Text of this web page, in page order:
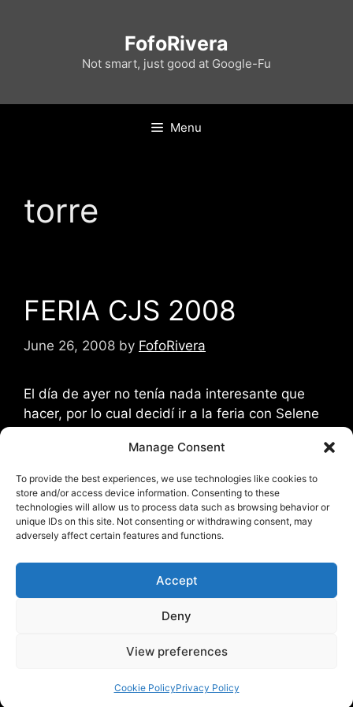
Manage Consent
To provide the best experiences, we use technologies like cookies to
store and/or access device information. Consenting to these
technologies will allow us to process data such as browsing behavior or
unique IDs on this site. Not consenting or withdrawing consent, may
adversely affect certain features and functions.
Accept
Deny
View preferences
Cookie PolicyPrivacy Policy
FofoRivera
Not smart, just good at Google-Fu
Menu
torre
FERIA CJS 2008
June 26, 2008 by FofoRivera
El día de ayer no tenía nada interesante que
hacer, por lo cual decidí ir a la feria con Selene
pobre individuo no estaba siendo electrocutado
sino que se pego en el dedito del pie
izquierdo… yo también hago esa cara. pasamos
a la violencia en …Read more
Comico,Mi Ciudad,Uncategorized
Mi Ciudad,muerto
© 2026 FofoRivera• Built withGeneratePress